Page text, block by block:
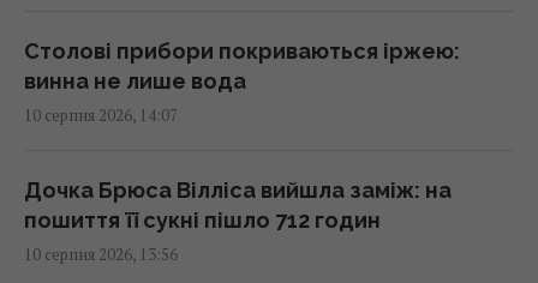
Скільки коштуватиме ремонт квартири у
2026 році: власники житла розповіли про
14:18 понеділок, 10 серпня 2026
Росія заблокувала Чорне море: Луценко
Столові прибори покриваються іржею:
винна не лише вода
10 серпня 2026, 14:07
Дочка Брюса Вілліса вийшла заміж: на
пошиття її сукні пішло 712 годин
10 серпня 2026, 13:56